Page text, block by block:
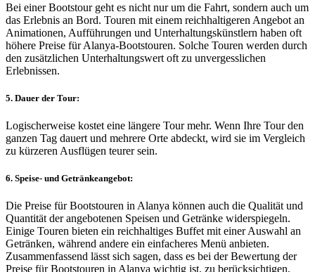
Bei einer Bootstour geht es nicht nur um die Fahrt, sondern auch um
das Erlebnis an Bord. Touren mit einem reichhaltigeren Angebot an
Animationen, Aufführungen und Unterhaltungskünstlern haben oft
höhere Preise für Alanya-Bootstouren. Solche Touren werden durch
den zusätzlichen Unterhaltungswert oft zu unvergesslichen
Erlebnissen.
5. Dauer der Tour:
Logischerweise kostet eine längere Tour mehr. Wenn Ihre Tour den
ganzen Tag dauert und mehrere Orte abdeckt, wird sie im Vergleich
zu kürzeren Ausflügen teurer sein.
6. Speise- und Getränkeangebot:
Die Preise für Bootstouren in Alanya können auch die Qualität und
Quantität der angebotenen Speisen und Getränke widerspiegeln.
Einige Touren bieten ein reichhaltiges Buffet mit einer Auswahl an
Getränken, während andere ein einfacheres Menü anbieten.
Zusammenfassend lässt sich sagen, dass es bei der Bewertung der
Preise für Bootstouren in Alanya wichtig ist, zu berücksichtigen,